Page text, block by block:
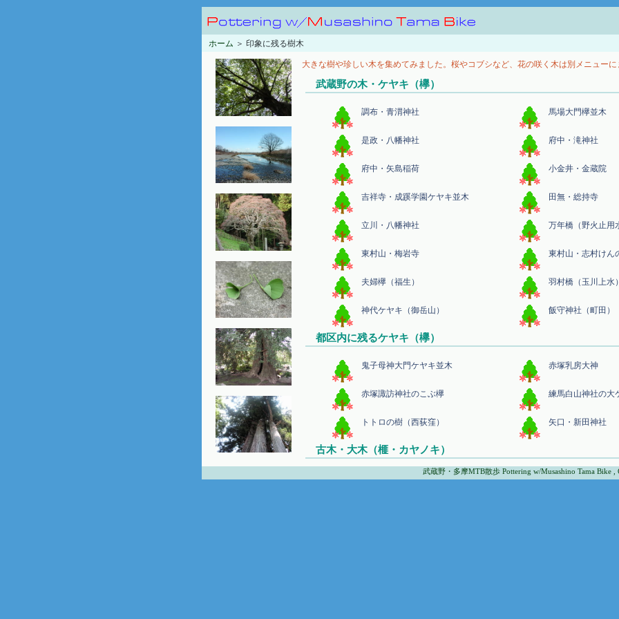
ホーム ＞ 印象に残る樹木
大きな樹や珍しい木を集めてみました。桜やコブシなど、花の咲く木は別メニューに
武蔵野の木・ケヤキ（欅）
調布・青渭神社 馬場大門欅並木
是政・八幡神社 府中・滝神社
府中・矢島稲荷 小金井・金蔵院
吉祥寺・成蹊学園ケヤキ並木 田無・総持寺
立川・八幡神社 万年橋（野火止用
東村山・梅岩寺 東村山・志村けん
夫婦欅（福生） 羽村橋（玉川上水）
神代ケヤキ（御岳山） 飯守神社（町田）
都区内に残るケヤキ（欅）
鬼子母神大門ケヤキ並木 赤塚乳房大神
赤塚諏訪神社のこぶ欅 練馬白山神社の大
トトロの樹（西荻窪） 矢口・新田神社
古木・大木（榧・カヤノキ）
あきる野・広徳寺 あきる野・地蔵院
武蔵野・多摩MTB散歩 Pottering w/Musashino Tama Bike